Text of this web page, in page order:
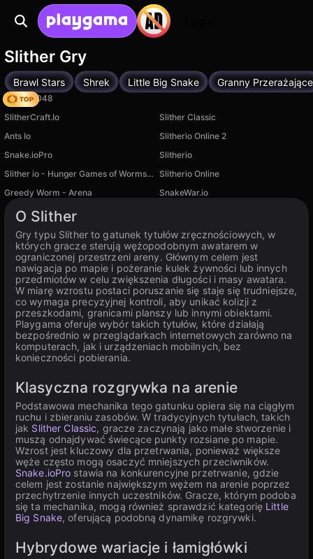
Slither Gry
Brawl Stars Shrek Little Big Snake Granny Przerażające
Snake 2048
SlitherCraft.Io
Slither Classic
Ants Io
Slitherio Online 2
Snake.ioPro
Slitherio
Slither io - Hunger Games of Worms Online!
Slitherio Online
Greedy Worm - Arena
SnakeWar.io
O Slither
Gry typu Slither to gatunek tytułów zręcznościowych, w
których gracze sterują wężopodobnym awatarem w
ograniczonej przestrzeni areny. Głównym celem jest
nawigacja po mapie i pożeranie kulek żywności lub innych
przedmiotów w celu zwiększenia długości i masy awatara.
W miarę wzrostu postaci poruszanie się staje się trudniejsze,
co wymaga precyzyjnej kontroli, aby unikać kolizji z
przeszkodami, granicami planszy lub innymi obiektami.
Playgama oferuje wybór takich tytułów, które działają
bezpośrednio w przeglądarkach internetowych zarówno na
komputerach, jak i urządzeniach mobilnych, bez
konieczności pobierania.
Klasyczna rozgrywka na arenie
Podstawowa mechanika tego gatunku opiera się na ciągłym
ruchu i zbieraniu zasobów. W tradycyjnych tytułach, takich
jak Slither Classic, gracze zaczynają jako małe stworzenie i
muszą odnajdywać świecące punkty rozsiane po mapie.
Wzrost jest kluczowy dla przetrwania, ponieważ większe
węże często mogą osaczyć mniejszych przeciwników.
Snake.ioPro stawia na konkurencyjne przetrwanie, gdzie
celem jest zostanie największym wężem na arenie poprzez
przechytrzenie innych uczestników. Gracze, którym podoba
się ta mechanika, mogą również sprawdzić kategorię Little
Big Snake, oferującą podobną dynamikę rozgrywki.
Hybrydowe wariacje i łamigłówki